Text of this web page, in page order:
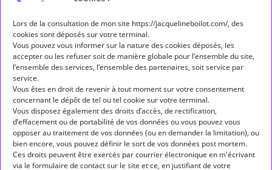
Lors de la consultation de mon site https://jacquelineboilot.com/, des
cookies sont déposés sur votre terminal.
Vous pouvez vous informer sur la nature des cookies déposés, les
accepter ou les refuser soit de manière globale pour l’ensemble du site,
l’ensemble des services, l’ensemble des partenaires, soit service par
service.
Vous êtes en droit de revenir à tout moment sur votre consentement
concernant le dépôt de tel ou tel cookie sur votre terminal.
Vous disposez également des droits d’accès, de rectification,
d’effacement ou de portabilité de vos données ou vous pouvez vous
opposer au traitement de vos données (ou en demander la limitation), ou
bien encore, vous pouvez définir le sort de vos données post mortem.
Ces droits peuvent être exercés par courrier électronique en m'écrivant
via le formulaire de contact sur le site et ce, en justifiant de votre
Étiquettes
ALLÔ ALLÔ MERCURE ASPECT ASPECTS
ASTROLOGIE ASTROLOGIE HUMANISTE
ASTROLOGIE MONDIALE ASTÉROÏDES BALANCE
BÉLIER CANCER CAPRICORNE CARRÉ
CONJONCTION ENTRÉE DE PLANÈTE EN SIGNE